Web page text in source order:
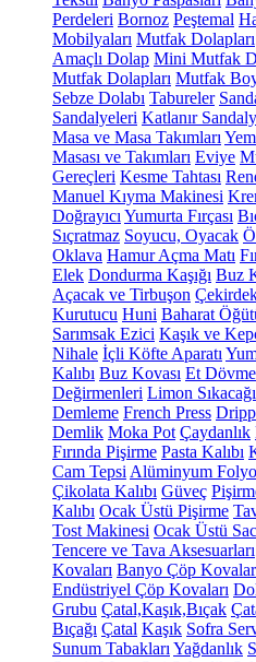
Perdeleri Bornoz Peştemal
Mobilyaları Mutfak Dolapları
Amaçlı Dolap Mini Mutfak
Mutfak Dolapları Mutfak
Sebze Dolabı Tabureler
Sandalyeleri Katlanır
Masa ve Masa Takımları
Masası ve Takımları Eviye
Gereçleri Kesme Tahtası
Manuel Kıyma Makinesi
Doğrayıcı Yumurta Fırçası
Sıçratmaz Soyucu, Oyacak
Oklava Hamur Açma Matı
Elek Dondurma Kaşığı Buz
Açacak ve Tirbuşon Çekirdek
Kurutucu Huni Baharat
Sarımsak Ezici Kaşık ve
Nihale İçli Köfte Aparatı
Kalıbı Buz Kovası Et
Değirmenleri Limon Sıkacağı
Demleme French Press
Demlik Moka Pot Çaydanlık
Fırında Pişirme Pasta Kalıbı
Cam Tepsi Alüminyum Folyo
Çikolata Kalıbı Güveç
Kalıbı Ocak Üstü Pişirme
Tost Makinesi Ocak Üstü Sac
Tencere ve Tava Aksesuarları
Kovaları Banyo Çöp
Endüstriyel Çöp Kovaları
Grubu Çatal,Kaşık,Bıçak
Bıçağı Çatal Kaşık Sofra
Sunum Tabakları Yağdanlık